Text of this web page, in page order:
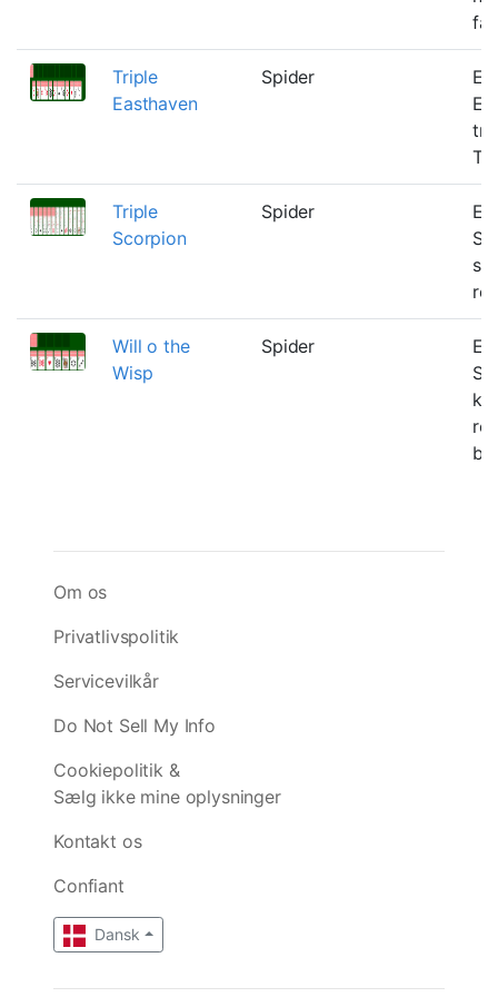
Triple
Easthaven
Spider
Triple
Scorpion
Spider
Will o the
Wisp
Spider
Om os
Privatlivspolitik
Servicevilkår
Do Not Sell My Info
Cookiepolitik &
Sælg ikke mine oplysninger
Kontakt os
Confiant
Dansk